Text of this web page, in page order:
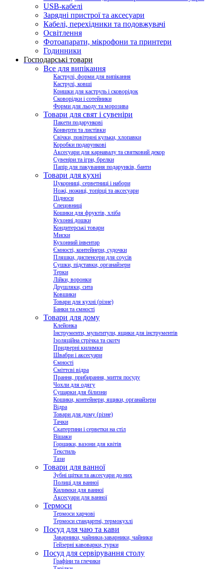
USB-кабелі
Зарядні пристрої та аксесуари
Кабелі, перехідники та подовжувачі
Освітлення
Фотоапарати, мікрофони та принтери
Годинники
Господарські товари
Все для випікання
Каструлі, форми для випікання
Каструлі, ковші
Кришки для каструль і сковорідок
Сковорідки і сотейники
Форми для льоду та морозива
Товари для свят і сувеніри
Пакети подарункові
Конверти та листівки
Свічки, повітряні кульки, хлопавки
Коробки подарункові
Аксесуари для карнавалу та святковий декор
Сувеніри та ігри, брелки
Папір для пакування подарунків, банти
Товари для кухні
Цукорниці, серветниці і набори
Ножі, ножиці, топірці та аксесуари
Підноси
Спецовниці
Кошики для фруктів, хліба
Кухонні дошки
Кондитерські товари
Миски
Кухонний інвентар
Ємності, контейнери, судочки
Пляшки, диспенсери для соусів
Сушки, підставки, органайзери
Терки
Лійки, воронки
Друшляки, сита
Ковшики
Товари для кухні (різне)
Банки та ємності
Товари для дому
Клейонка
Інструменти, мультитули, ящики для інструментів
Ізоляційна стрічка та скотч
Придверні килимки
Швабри і аксесуари
Ємності
Сміттєві відра
Прання, прибирання, миття посуду
Чохли для одягу
Сушарки для білизни
Кошики, контейнери, ящики, органайзери
Відра
Товари для дому (різне)
Тачки
Скатертини і серветки на стіл
Вішаки
Горщики, вазони для квітів
Текстиль
Тази
Товари для ванної
Зубні щітки та аксесуари до них
Полиці для ванної
Килимки для ванної
Аксесуари для ванної
Термоси
Термоси харчові
Термоси стандартні, термокухлі
Посуд для чаю та кави
Заварники, чайники-заварники, чайники
Гейзерні кавоварки, турки
Посуд для сервірування столу
Графіни та глечики